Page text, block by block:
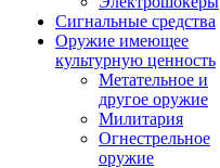
Сигнальные средства
Оружие имеющее
культурную ценность
Метательное и
другое оружие
Милитария
Огнестрельное
оружие